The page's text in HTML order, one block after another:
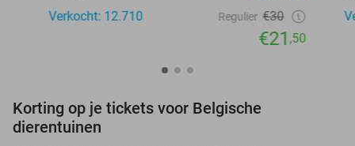
Verkocht: 12.710
Regulier €30
€21,50
Korting op je tickets voor Belgische
dierentuinen